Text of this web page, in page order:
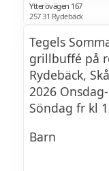
Ytterövägen 167
257 31 Rydebäck
Tegels
grillbuffé på
Rydebäck,
2026
Söndag fr kl
Barn